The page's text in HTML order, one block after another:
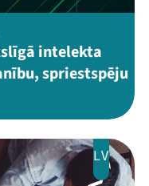
intelekta
spriestspēju
LV